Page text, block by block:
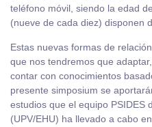
teléfono móvil, siendo la edad
(nueve de cada diez) disponen
Estas nuevas formas de
que nos tendremos que
contar con conocimientos
presente simposium se
estudios que el equipo PSIDES
(UPV/EHU) ha llevado a cabo